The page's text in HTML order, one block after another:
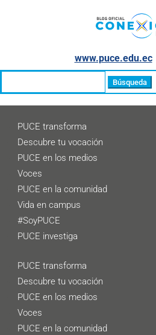
www.puce.edu.ec│
PUCE transforma
Descubre tu vocación
PUCE en los medios
Voces
PUCE en la comunidad
Vida en campus
#SoyPUCE
PUCE investiga
PUCE transforma
Descubre tu vocación
PUCE en los medios
Voces
PUCE en la comunidad